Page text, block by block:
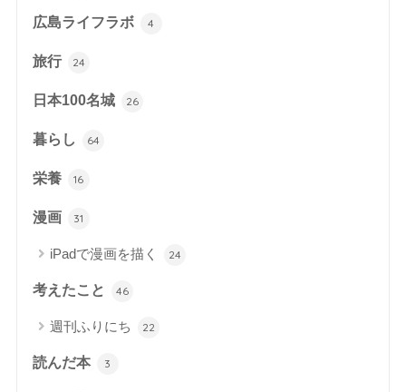
広島ライフラボ 4
旅行 24
日本100名城 26
暮らし 64
栄養 16
漫画 31
iPadで漫画を描く 24
考えたこと 46
週刊ふりにち 22
読んだ本 3